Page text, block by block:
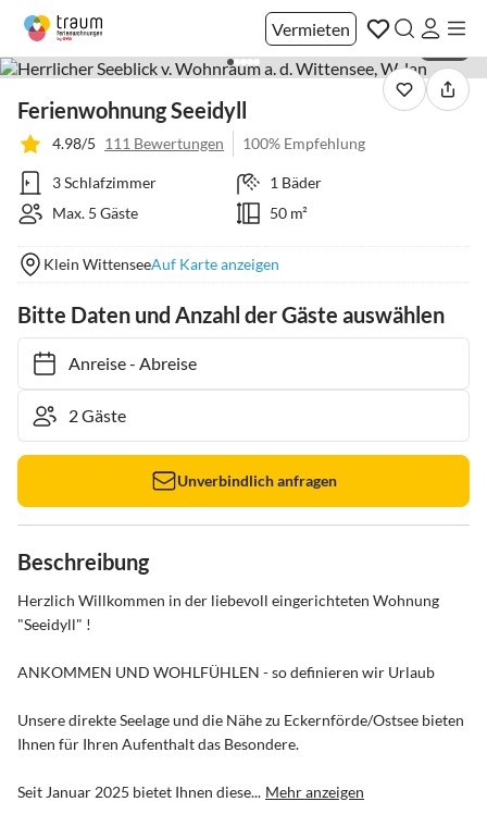
Vermieten
Ferienwohnung Seeidyll
4.98/5 111 Bewertungen 100% Empfehlung
3 Schlafzimmer
1 Bäder
Max. 5 Gäste
50 m²
Klein WittenseeAuf Karte anzeigen
Bitte Daten und Anzahl der Gäste auswählen
Anreise- Abreise
Unverbindlich anfragen
Beschreibung
Herzlich Willkommen in der liebevoll eingerichteten Wohnung
"Seeidyll" !
ANKOMMEN UND WOHLFÜHLEN - so definieren wir Urlaub
Unsere direkte Seelage und die Nähe zu Eckernförde/Ostsee bieten
Ihnen für Ihren Aufenthalt das Besondere.
Seit Januar 2025 bietet Ihnen diese... Mehr anzeigen